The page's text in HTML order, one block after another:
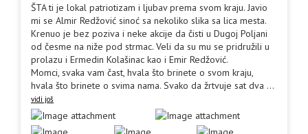
ŠTA ti je lokal patriotizam i ljubav prema svom kraju. Javio
mi se Almir Redžović sinoć sa nekoliko slika sa lica mesta.
Krenuo je bez poziva i neke akcije da čisti u Dugoj Poljani
od česme na niže pod strmac. Veli da su mu se pridružili u
prolazu i Ermedin Kolašinac kao i Emir Redžović.
Momci, svaka vam čast, hvala što brinete o svom kraju,
hvala što brinete o svima nama. Svako da žrtvuje sat dva ...
vidi još